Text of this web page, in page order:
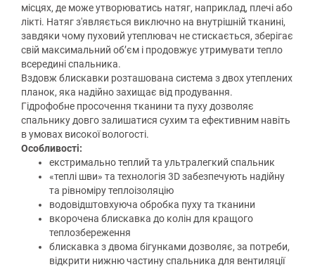
місцях, де може утворюватись натяг, наприклад, плечі або
лікті. Натяг з'являється виключно на внутрішній тканині,
завдяки чому пуховий утеплювач не стискається, зберігає
свій максимальний об’єм і продовжує утримувати тепло
всередині спальника.
Вздовж блискавки розташована система з двох утеплених
планок, яка надійно захищає від продування.
Гідрофобне просочення тканини та пуху дозволяє
спальнику довго залишатися сухим та ефективним навіть
в умовах високої вологості.
Особливості:
екстримально теплий та ультралегкий спальник
«теплі шви» та технологія 3D забезпечують надійну
та рівноміру теплоізоляцію
водовідштовхуюча обробка пуху та тканини
вкорочена блискавка до колін для кращого
теплозбереження
блискавка з двома бігунками дозволяє, за потреби,
відкрити нижню частину спальника для вентиляції